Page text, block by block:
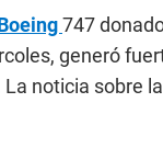
747
generó
noticia sobre